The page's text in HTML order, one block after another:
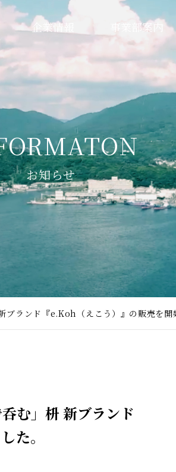
企業情報 事業部案内
お知らせ
ランド『e.Koh（えこう）』の販売を開
む」枡 新ブランド
た。